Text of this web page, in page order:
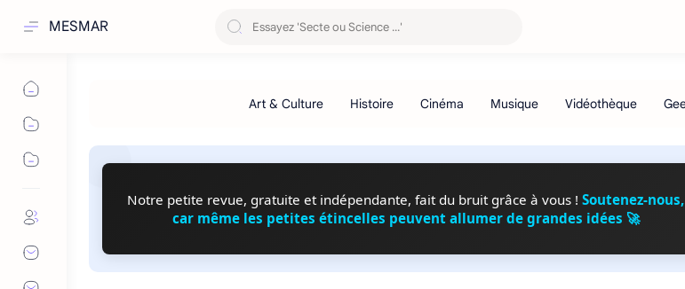
MESMAR
Notre petite revue, gratuite et indépendante, fait du bruit grâce à vous ! Soutenez-nous,
car même les petites étincelles peuvent allumer de grandes idées 🚀